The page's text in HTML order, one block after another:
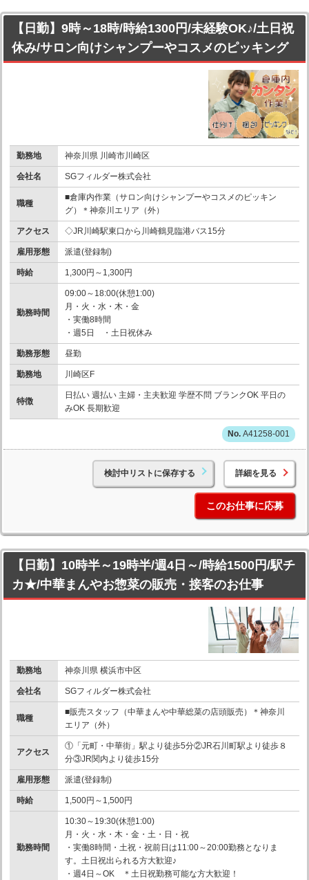
【日勤】9時～18時/時給1300円/未経験OK♪/土日祝
休み/サロン向けシャンプーやコスメのピッキング
勤務地 神奈川県 川崎市川崎区
会社名 SGフィルダー株式会社
職種
■倉庫内作業（サロン向けシャンプーやコスメのピッキン
グ）＊神奈川エリア（外）
アクセス ◇JR川崎駅東口から川崎鶴見臨港バス15分
雇用形態 派遣(登録制)
時給 1,300円～1,300円
勤務時間
09:00～18:00(休憩1:00)
月・火・水・木・金
・実働8時間
・週5日 ・土日祝休み
勤務形態 昼勤
勤務地 川崎区F
特徴
日払い 週払い 主婦・主夫歓迎 学歴不問 ブランクOK 平日の
みOK 長期歓迎
A41258-001
検討中リストに保存する 詳細を見る
このお仕事に応募
【日勤】10時半～19時半/週4日～/時給1500円/駅チ
カ★/中華まんやお惣菜の販売・接客のお仕事
勤務地 神奈川県 横浜市中区
会社名 SGフィルダー株式会社
職種
■販売スタッフ（中華まんや中華総菜の店頭販売）＊神奈川
エリア（外）
アクセス
①「元町・中華街」駅より徒歩5分②JR石川町駅より徒歩８
分③JR関内より徒歩15分
雇用形態 派遣(登録制)
時給 1,500円～1,500円
勤務時間
10:30～19:30(休憩1:00)
月・火・水・木・金・土・日・祝
・実働8時間・土祝・祝前日は11:00～20:00勤務となりま
す。土日祝出られる方大歓迎♪
・週4日～OK ＊土日祝勤務可能な方大歓迎！